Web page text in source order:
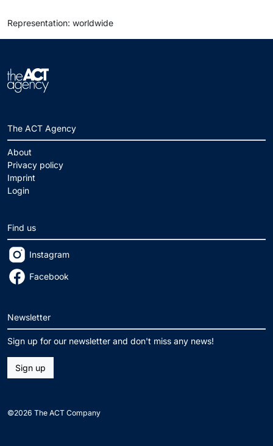
Representation: worldwide
The ACT Agency
About
Privacy policy
Imprint
Login
Find us
Instagram
Facebook
Newsletter
Sign up for our newsletter and don't miss any news!
Sign up
©2026 The ACT Company